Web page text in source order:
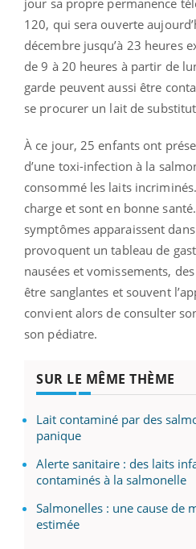
120, qui sera ouverte
décembre jusqu’à 23 heures
de 9 à 20 heures à partir de
garde peuvent aussi être
se procurer un lait de
À ce jour, 25 enfants ont
d’une toxi-infection à la
consommé les laits
charge et sont en bonne
symptômes apparaissent
provoquent un tableau de
nausées et vomissements,
être sanglantes et souvent
convient alors de consulter
son pédiatre.
SUR LE MÊME THÈME
Lait contaminé par des
panique
Alerte sanitaire : des laits
contaminés à la salmonelle
Salmonelles : une cause de
estimée